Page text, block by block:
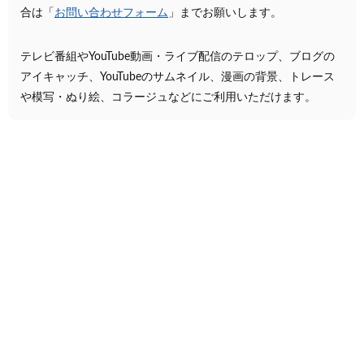
合は「 お問い合わせフォーム 」までお願いします。
テレビ番組やYouTube動画・ライブ配信のテロップ、ブログの
アイキャッチ、YouTubeのサムネイル、漫画の背景、トレース
や模写・ぬり絵、コラージュなどにご利用いただけます。